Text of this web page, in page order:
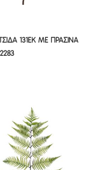
131ΕΚ ΜΕ ΠΡΑΣΙΝΑ
131ΕΚ ΜΕ ΠΡΑΣΙΝΑ